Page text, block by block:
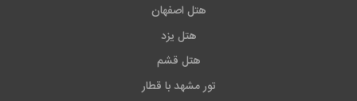
هتل اصفهان
هتل یزد
هتل قشم
تور مشهد با قطار